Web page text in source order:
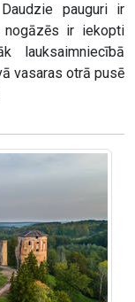
pauguri ir
nogāzēs ir iekopti
lauksaimniecībā
vasaras otrā pusē